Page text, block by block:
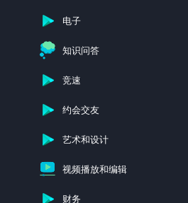
电子
知识问答
竞速
约会交友
艺术和设计
视频播放和编辑
财务